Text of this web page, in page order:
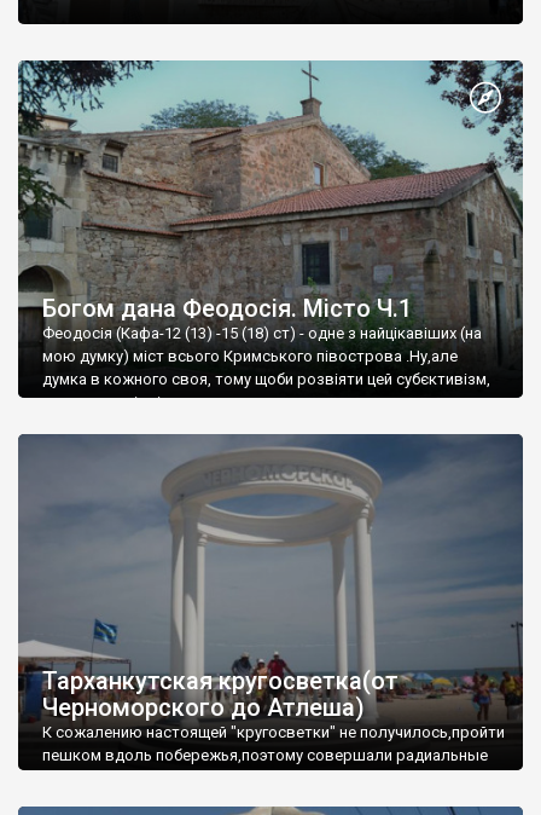
Богом дана Феодосія. Місто Ч.1
Феодосія (Кафа-12 (13) -15 (18) ст) - одне з найцікавіших (на
мою думку) міст всього Кримського півострова .Ну,але
думка в кожного своя, тому щоби розвіяти цей субєктивізм,
запрошую відвідати це
Тарханкутская кругосветка(от
Черноморского до Атлеша)
К сожалению настоящей "кругосветки" не получилось,пройти
пешком вдоль побережья,поэтому совершали радиальные